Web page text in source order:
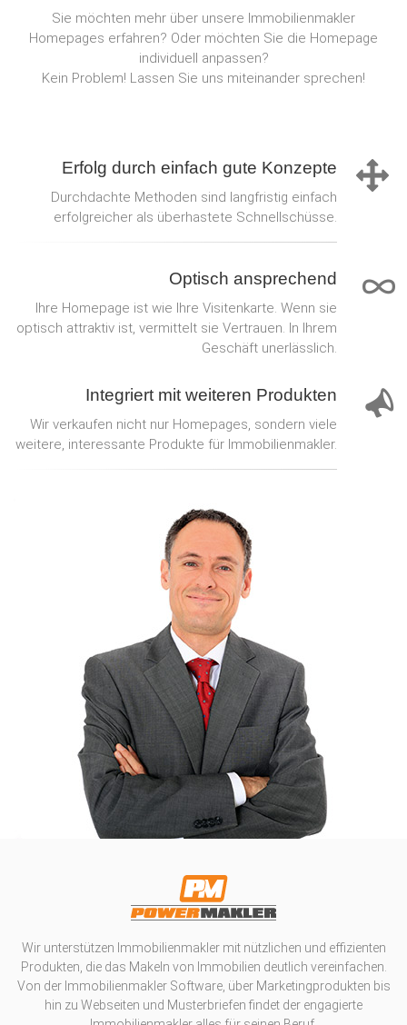
Sie möchten mehr über unsere Immobilienmakler
Homepages erfahren? Oder möchten Sie die Homepage
individuell anpassen?
Kein Problem! Lassen Sie uns miteinander sprechen!
Erfolg durch einfach gute Konzepte
Durchdachte Methoden sind langfristig einfach
erfolgreicher als überhastete Schnellschüsse.
Optisch ansprechend
Ihre Homepage ist wie Ihre Visitenkarte. Wenn sie
optisch attraktiv ist, vermittelt sie Vertrauen. In Ihrem
Geschäft unerlässlich.
Integriert mit weiteren Produkten
Wir verkaufen nicht nur Homepages, sondern viele
weitere, interessante Produkte für Immobilienmakler.
Wir unterstützen Immobilienmakler mit nützlichen und effizienten
Produkten, die das Makeln von Immobilien deutlich vereinfachen.
Von der Immobilienmakler Software, über Marketingprodukten bis
hin zu Webseiten und Musterbriefen findet der engagierte